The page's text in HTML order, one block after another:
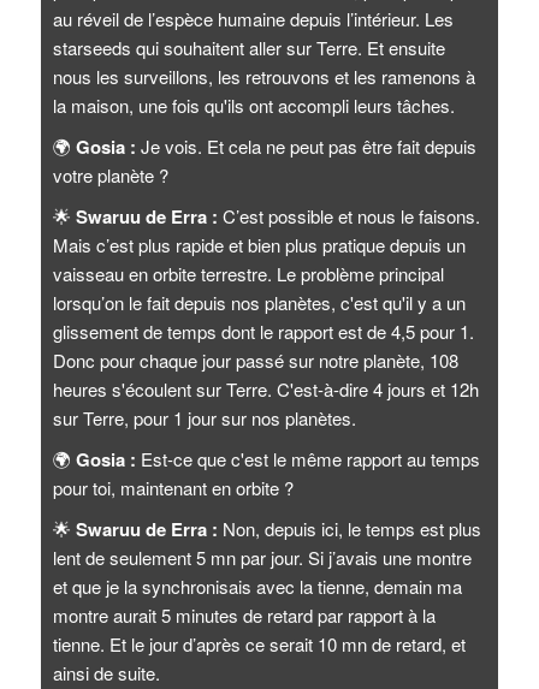
au réveil de l’espèce humaine depuis l’intérieur. Les
starseeds qui souhaitent aller sur Terre. Et ensuite
nous les surveillons, les retrouvons et les ramenons à
la maison, une fois qu'ils ont accompli leurs tâches.
🌍 Gosia :Je vois. Et cela ne peut pas être fait depuis
votre planète ?
🌟 Swaruu de Erra : C’est possible et nous le faisons.
Mais c’est plus rapide et bien plus pratique depuis un
vaisseau en orbite terrestre. Le problème principal
lorsqu’on le fait depuis nos planètes, c'est qu'il y a un
glissement de temps dont le rapport est de 4,5 pour 1.
Donc pour chaque jour passé sur notre planète, 108
heures s'écoulent sur Terre. C'est-à-dire 4 jours et 12h
sur Terre, pour 1 jour sur nos planètes.
🌍 Gosia : Est-ce que c'est le même rapport au temps
pour toi, maintenant en orbite ?
🌟 Swaruu de Erra : Non, depuis ici, le temps est plus
lent de seulement 5 mn par jour. Si j’avais une montre
et que je la synchronisais avec la tienne, demain ma
montre aurait 5 minutes de retard par rapport à la
tienne. Et le jour d’après ce serait 10 mn de retard, et
ainsi de suite.